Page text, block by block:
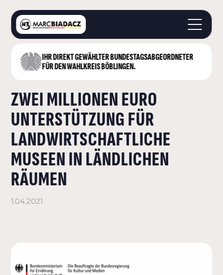
IHR DIREKT GEWÄHLTER BUNDESTAGS­ABGEORDNETER
FÜR DEN WAHLKREIS BÖBLINGEN.
STARTSEITE
LANDKREIS BÖBLINGEN
DEUTSCHER BUNDESTAG
AKTUELLES
KONTAKT
ZWEI MILLIONEN EURO
UNTERSTÜTZUNG FÜR
LANDWIRTSCHAFTLICHE
MUSEEN IN LÄNDLICHEN
RÄUMEN
1.04.2021